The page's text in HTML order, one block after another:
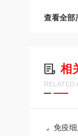
查看全部
相
RELATED
免疫